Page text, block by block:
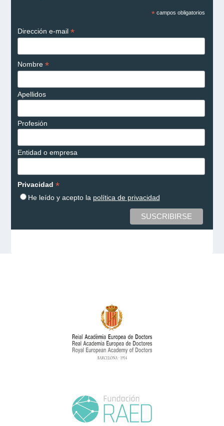
*campos obligatorios
Dirección e-mail *
Nombre *
Apellidos
Profesión
Entidad o empresa
Privacidad *
He leído y acepto la política de privacidad